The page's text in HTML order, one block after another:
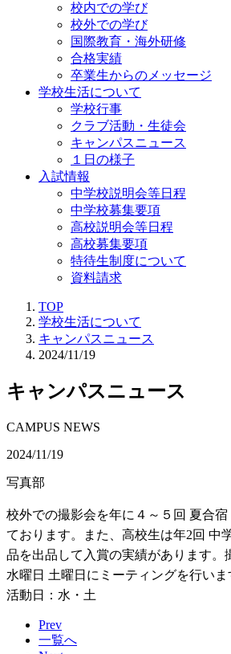
校内での学び
校外での学び
国際教育・海外研修
合格実績
卒業生からのメッセージ
学校生活について
学校行事
クラブ活動・生徒会
キャンパスニュース
１日の様子
入試情報
中学校説明会等日程
中学校募集要項
高校説明会等日程
高校募集要項
特待生制度について
資料請求
TOP
学校生活について
キャンパスニュース
2024/11/19
キャンパスニュース
CAMPUS NEWS
2024/11/19
写真部
校外での撮影会を年に４～５回 夏合
ております。また、高校生は年2回 中
品を出品して入賞の実績があります。
水曜日 土曜日にミーティングを行いま
活動日：水・土
Prev
一覧へ